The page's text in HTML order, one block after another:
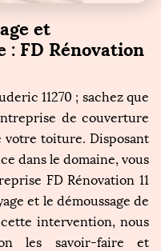
et
: FD Rénovation
11270 ; sachez que
de couverture
votre toiture. Disposant
dans le domaine, vous
FD Rénovation 11
et le démoussage de
intervention, nous
les savoir-faire et